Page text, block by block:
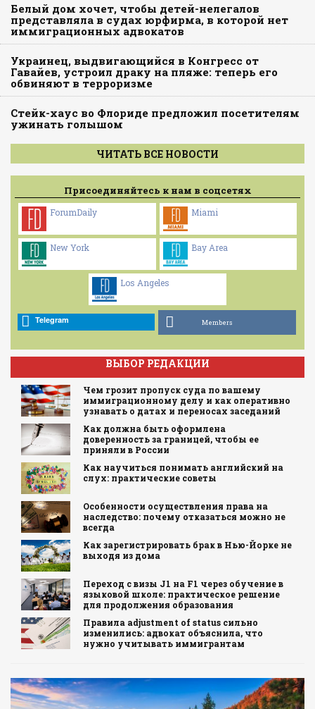
Белый дом хочет, чтобы детей-нелегалов
представляла в судах юрфирма, в которой нет
иммиграционных адвокатов
Украинец, выдвигающийся в Конгресс от
Гавайев, устроил драку на пляже: теперь его
обвиняют в терроризме
Стейк-хаус во Флориде предложил посетителям
ужинать голышом
ЧИТАТЬ ВСЕ НОВОСТИ
Присоединяйтесь к нам в соцсетях
ForumDaily Miami
New York Bay Area
Los Angeles
Telegram Members
ВЫБОР РЕДАКЦИИ
Чем грозит пропуск суда по вашему
иммиграционному делу и как оперативно
узнавать о датах и переносах заседаний
Как должна быть оформлена
доверенность за границей, чтобы ее
приняли в России
Как научиться понимать английский на
слух: практические советы
Особенности осуществления права на
наследство: почему отказаться можно не
всегда
Как зарегистрировать брак в Нью-Йорке не
выходя из дома
Переход с визы J1 на F1 через обучение в
языковой школе: практическое решение
для продолжения образования
Правила adjustment of status сильно
изменились: адвокат объяснила, что
нужно учитывать иммигрантам